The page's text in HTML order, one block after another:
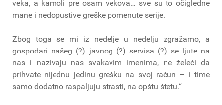
veka, a kamoli pre osam vekova… sve su to očigledne
mane i nedopustive greške pomenute serije.
Zbog toga se mi iz nedelje u nedelju zgražamo, a
gospodari našeg (?) javnog (?) servisa (?) se ljute na
nas i nazivaju nas svakavim imenima, ne želeći da
prihvate nijednu jedinu grešku na svoj račun – i time
samo dodatno raspaljuju strasti, na opštu štetu.“